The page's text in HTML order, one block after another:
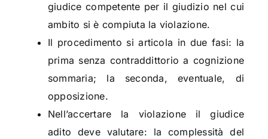
giudice competente per il giudizio nel cui
ambito si è compiuta la violazione.
Il procedimento si articola in due fasi: la
prima senza contraddittorio a cognizione
sommaria; la seconda, eventuale, di
opposizione.
Nell’accertare la violazione il giudice
adito deve valutare: la complessità del